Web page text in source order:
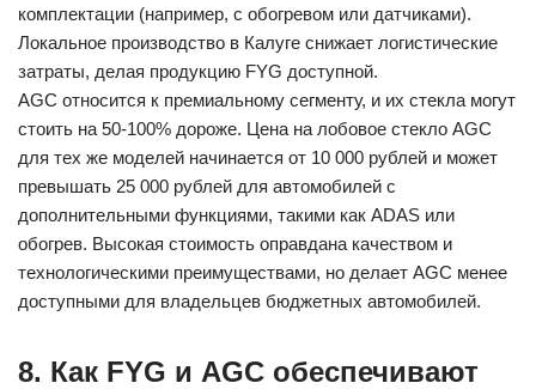
комплектации (например, с обогревом или датчиками).
Локальное производство в Калуге снижает логистические
затраты, делая продукцию FYG доступной.
AGC относится к премиальному сегменту, и их стекла могут
стоить на 50-100% дороже. Цена на лобовое стекло AGC
для тех же моделей начинается от 10 000 рублей и может
превышать 25 000 рублей для автомобилей с
дополнительными функциями, такими как ADAS или
обогрев. Высокая стоимость оправдана качеством и
технологическими преимуществами, но делает AGC менее
доступными для владельцев бюджетных автомобилей.
8. Как FYG и AGC обеспечивают